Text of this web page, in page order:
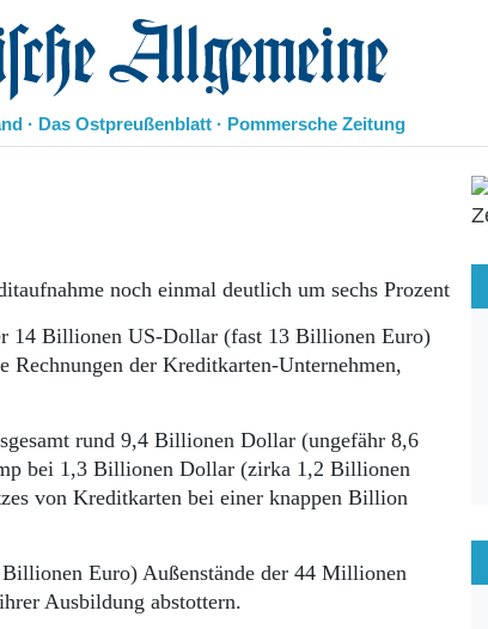
Zeitung
· Das Ostpreußenblatt · Pommersche Zeitung
Gesellschaft
Geschichte
Ostpreußen
Schlesien
und Westpreußen
Bücher
noch einmal deutlich um sechs Prozent
14 Billionen US-Dollar (fast 13 Billionen Euro)
der Kreditkarten-Unternehmen,
rund 9,4 Billionen Dollar (ungefähr 8,6
bei 1,3 Billionen Dollar (zirka 1,2 Billionen
von Kreditkarten bei einer knappen Billion
Euro) Außenstände der 44 Millionen
Ausbildung abstottern.